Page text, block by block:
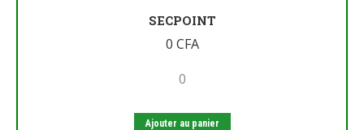
SECPOINT
0 CFA
0
Ajouter au panier